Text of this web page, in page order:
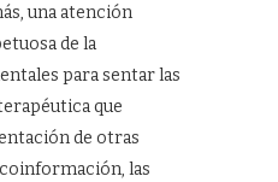
una atención
de la
para sentar las
que
de otras
las